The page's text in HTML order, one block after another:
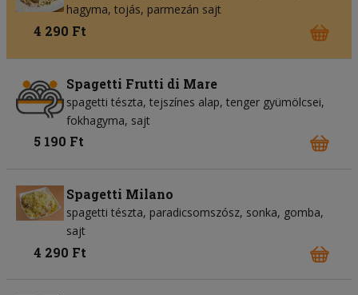
hagyma tojás parmezán sajt
4 290 Ft
Spagetti Frutti di Mare
spagetti tészta tejszínes alap tenger gyümölcsei
fokhagyma sajt
5 190 Ft
Spagetti Milano
spagetti tészta paradicsomszósz sonka gomba
sajt
4 290 Ft